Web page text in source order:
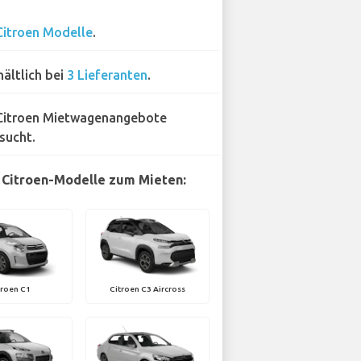
Modelle.
bei 3 Lieferanten.
Mietwagenangebote
Modelle zum Mieten:
C1 Citroen C3 Aircross